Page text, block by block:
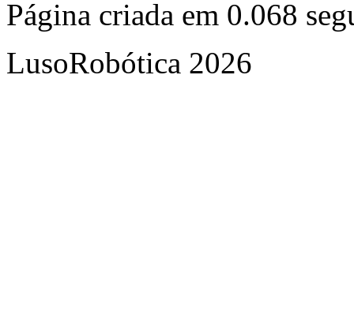
Página criada em 0.068
LusoRobótica 2026